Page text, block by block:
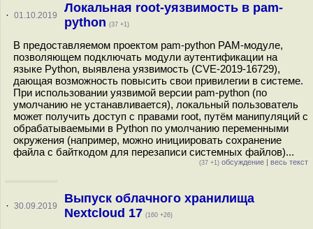
· 01.10.2019
Локальная root-уязвимость в pam-
python (37 +1)
В предоставляемом проектом pam-python PAM-модуле,
позволяющем подключать модули аутентификации на
языке Python, выявлена уязвимость (CVE-2019-16729),
дающая возможность повысить свои привилегии в системе.
При использовании уязвимой версии pam-python (по
умолчанию не устанавливается), локальный пользователь
может получить доступ с правами root, путём манипуляций с
обрабатываемыми в Python по умолчанию переменными
окружения (например, можно инициировать сохранение
файла с байткодом для перезаписи системных файлов)...
(37 +1) обсуждение | весь текст
· 30.09.2019
Выпуск облачного хранилища
Nextcloud 17 (160 +26)